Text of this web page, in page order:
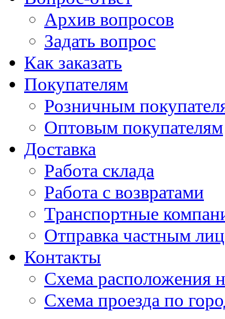
Архив вопросов
Задать вопрос
Как заказать
Покупателям
Розничным
Оптовым покупателям
Доставка
Работа склада
Работа с возвратами
Транспортные
Отправка частным
Контакты
Схема расположения
Схема проезда по